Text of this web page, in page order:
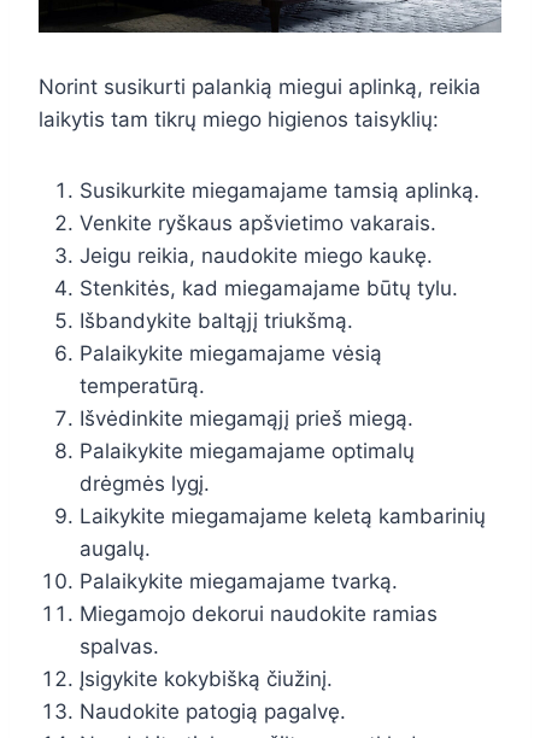
Norint susikurti palankią miegui aplinką, reikia
laikytis tam tikrų miego higienos taisyklių:
Susikurkite miegamajame tamsią aplinką.
Venkite ryškaus apšvietimo vakarais.
Jeigu reikia, naudokite miego kaukę.
Stenkitės, kad miegamajame būtų tylu.
Išbandykite baltąjį triukšmą.
Palaikykite miegamajame vėsią
temperatūrą.
Išvėdinkite miegamąjį prieš miegą.
Palaikykite miegamajame optimalų
drėgmės lygį.
Laikykite miegamajame keletą kambarinių
augalų.
Palaikykite miegamajame tvarką.
Miegamojo dekorui naudokite ramias
spalvas.
Įsigykite kokybišką čiužinį.
Naudokite patogią pagalvę.